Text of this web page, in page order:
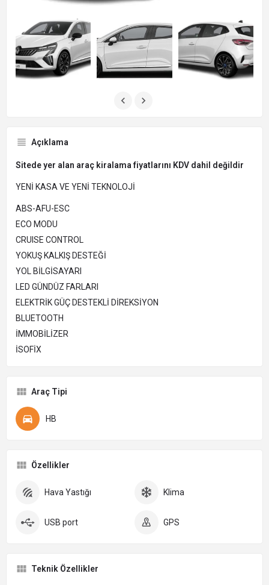
Açıklama
Sitede yer alan araç kiralama fiyatlarını KDV dahil değildir
YENİ KASA VE YENİ TEKNOLOJİ
ABS-AFU-ESC
ECO MODU
CRUISE CONTROL
YOKUŞ KALKIŞ DESTEĞİ
YOL BİLGİSAYARI
LED GÜNDÜZ FARLARI
ELEKTRİK GÜÇ DESTEKLİ DİREKSİYON
BLUETOOTH
İMMOBİLİZER
İSOFİX
Araç Tipi
HB
Özellikler
Hava Yastığı Klima
USB port GPS
Teknik Özellikler